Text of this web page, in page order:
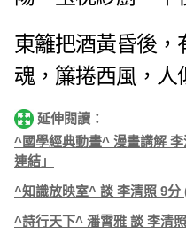
東籬把酒黃昏後，
魂，簾捲西風，人
延伸閱讀：
^國學經典動畫^ 漫畫講解
連結」
^知識放映室^ 談 李清照 9分
^詩行天下^ 潘霄雅 談 李清